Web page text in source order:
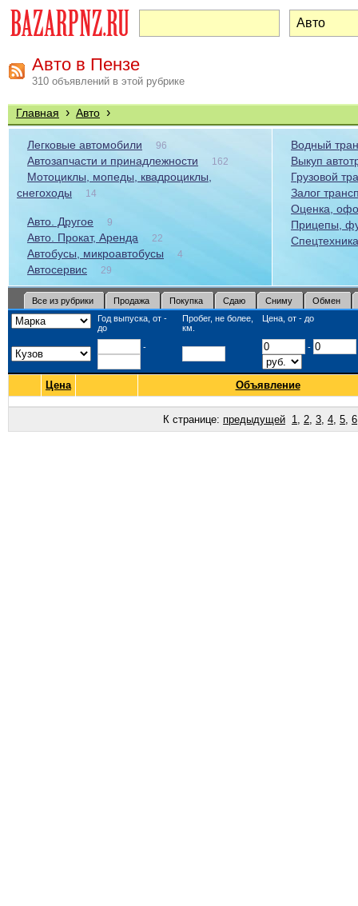
Авто в Пензе
310 объявлений в этой рубрике
Главная › Авто ›
Легковые автомобили 96
Автозапчасти и принадлежности 162
Мотоциклы, мопеды, квадроциклы,
снегоходы
14
Авто. Другое 9
Авто. Прокат, Аренда 22
Автобусы, микроавтобусы 4
Автосервис 29
Водный
Выкуп
Грузовой
Залог
Оценка,
Прицепы,
Спецтехника
Все из рубрики Продажа Покупка Сдаю Сниму
Обмен
Год выпуска, от -
до
Пробег, не более,
км.
Цена, от - до
- -
Цена Объявление
К странице: предыдущей 1, 2, 3, 4, 5, 6